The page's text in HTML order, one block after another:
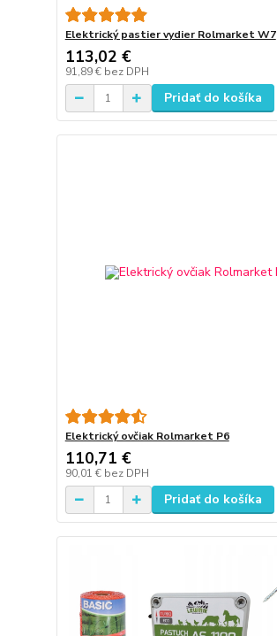
Elektrický pastier vydier Rolmarket W7
113,02 €
91,89 € bez DPH
Pridať do košíka
Elektrický ovčiak Rolmarket P6
110,71 €
90,01 € bez DPH
Pridať do košíka